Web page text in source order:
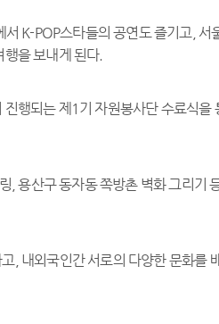
K-POP스타들의 공연도 즐기고,
을 보내게 된다.
행되는 제1기 자원봉사단 수료식을
, 용산구 동자동 쪽방촌 벽화 그리기
, 내외국인간 서로의 다양한 문화를